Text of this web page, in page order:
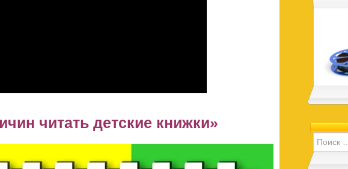
читать детские книжки»
Search for: